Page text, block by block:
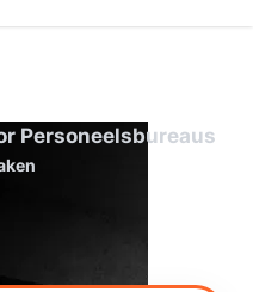
Personeelsbureaus